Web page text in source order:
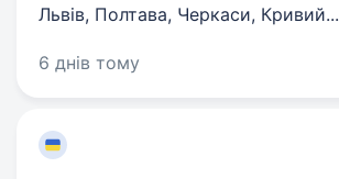
Львів, Полтава, Черкаси, Кривий...
6 днів тому